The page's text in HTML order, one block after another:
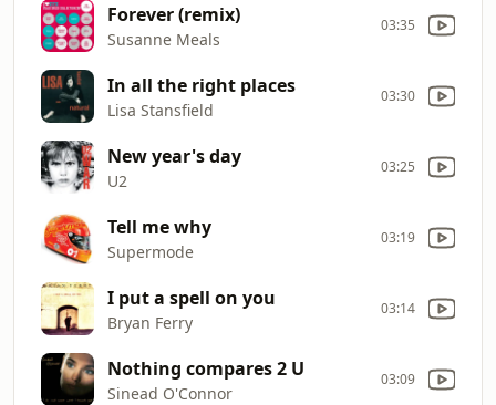
Forever (remix)
Susanne Meals
03:35
In all the right places
Lisa Stansfield
03:30
New year's day
U2
03:25
Tell me why
Supermode
03:19
I put a spell on you
Bryan Ferry
03:14
Nothing compares 2 U
Sinead O'Connor
03:09